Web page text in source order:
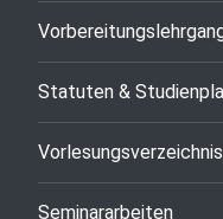
Statuten &
Vorlesungsverzeichnis
Seminararbeiten